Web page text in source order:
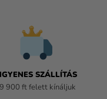
SZÁLLÍTÁS
900 ft felett kínáljuk